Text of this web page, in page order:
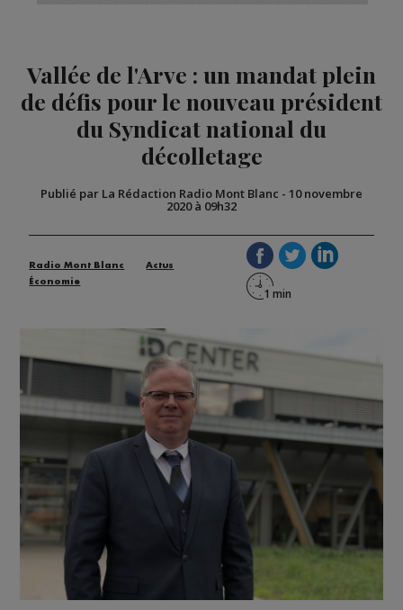
Vallée de l'Arve : un mandat plein
de défis pour le nouveau président
du Syndicat national du
décolletage
Publié par La Rédaction Radio Mont Blanc - 10 novembre
2020 à 09h32
Radio Mont Blanc
Actus
Économie